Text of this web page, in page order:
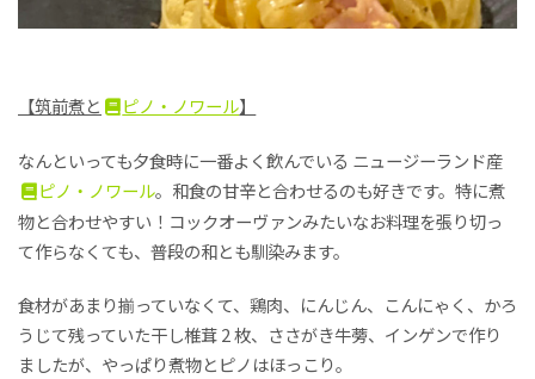
【筑前煮と ピノ・ノワール】
なんといっても夕食時に一番よく飲んでいる ニュージーランド産
ピノ・ノワール。和食の甘辛と合わせるのも好きです。特に煮
物と合わせやすい！コックオーヴァンみたいなお料理を張り切っ
て作らなくても、普段の和とも馴染みます。
食材があまり揃っていなくて、鶏肉、にんじん、こんにゃく、かろ
うじて残っていた干し椎茸 2 枚、ささがき牛蒡、インゲンで作り
ましたが、やっぱり煮物とピノはほっこり。